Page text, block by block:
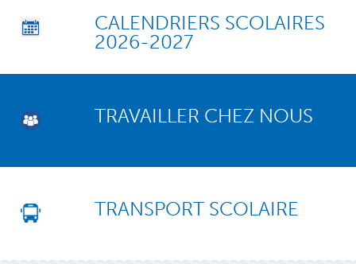
CALENDRIERS SCOLAIRES
2026-2027
TRAVAILLER CHEZ NOUS
TRANSPORT SCOLAIRE